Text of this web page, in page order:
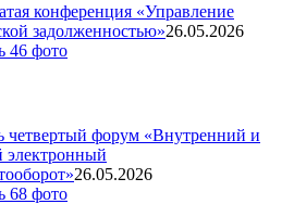
конференция «Управление
задолженностью»26.05.2026
46 фото
четвертый форум «Внутренний и
26.05.2026
68 фото